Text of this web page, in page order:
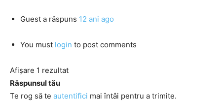
Guest a răspuns 12 ani ago
You must login to post comments
Afișare 1 rezultat
Răspunsul tău
Te rog să te autentifici mai întâi pentru a trimite.